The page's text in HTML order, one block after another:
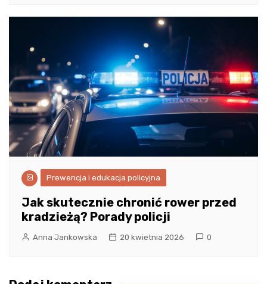
Prewencja i edukacja policyjna
Jak skutecznie chronić rower przed
kradzieżą? Porady policji
Anna Jankowska 20 kwietnia 2026 0